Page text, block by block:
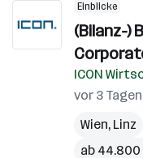
Einblicke
(Bilanz-)
ICON
vor 3
Wien, Linz
ab